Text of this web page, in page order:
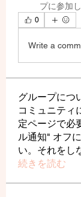
プに参加
0
Write a
グループにつ
コミュニティ
定ページで必
ル通知" オフ
い。それをし
続きを読む